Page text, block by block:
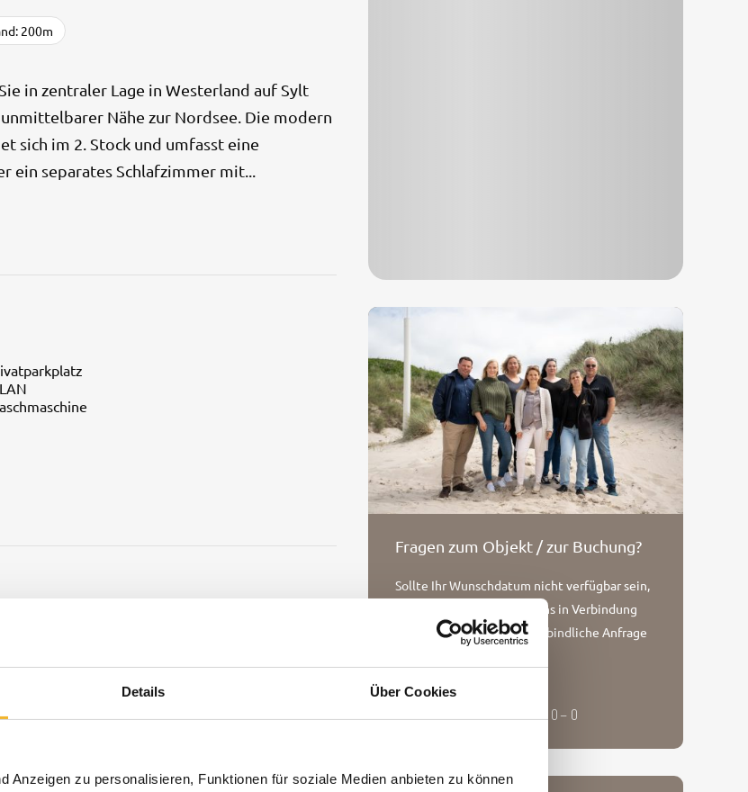
Details Über Cookies
Anzeigen zu personalisieren, Funktionen für soziale Medien anbieten zu können
200m
in zentraler Lage in Westerland auf Sylt
Nähe zur Nordsee. Die modern
sich im 2. Stock und umfasst eine
ein separates Schlafzimmer mit...
Fragen zum Objekt / zur Buchung?
Sollte Ihr Wunschdatum nicht verfügbar sein,
setzen Sie sich bitte mit uns in Verbindung
oder stellen Sie eine unverbindliche Anfrage
Unverbindliche Anfrage
Rufen Sie uns gerne an!
+ 49 (0) 4651 – 88 69 10 – 0